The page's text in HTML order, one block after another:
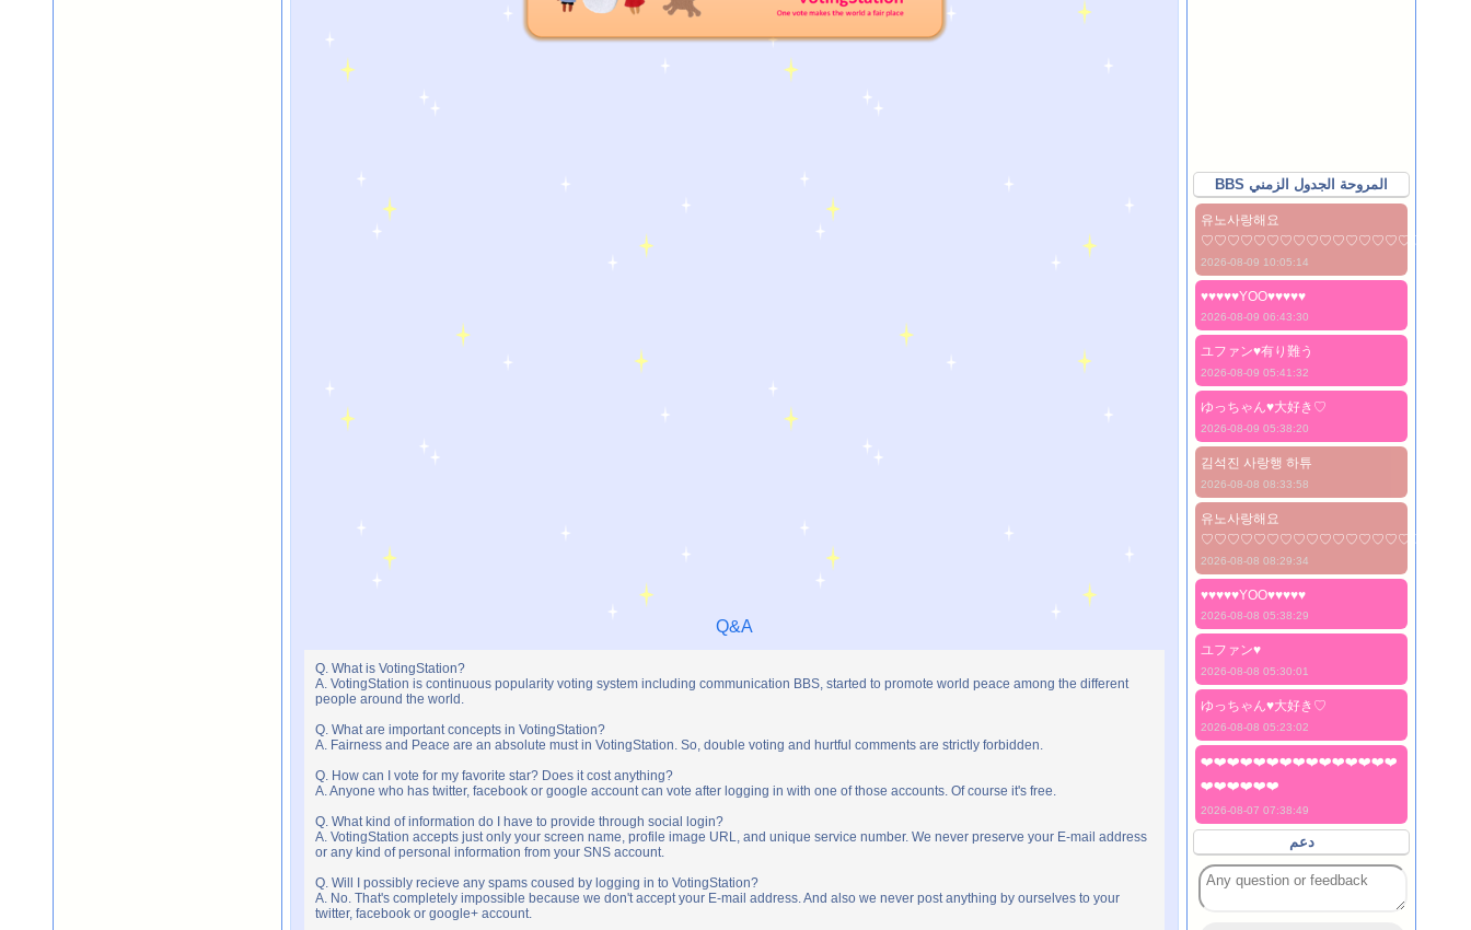
Q&A
Q. What is VotingStation?
A. VotingStation is continuous popularity voting system including communication BBS, started to promote world peace among the different
people around the world.
Q. What are important concepts in VotingStation?
A. Fairness and Peace are an absolute must in VotingStation. So, double voting and hurtful comments are strictly forbidden.
Q. How can I vote for my favorite star? Does it cost anything?
A. Anyone who has twitter, facebook or google account can vote after logging in with one of those accounts. Of course it's free.
Q. What kind of information do I have to provide through social login?
A. VotingStation accepts just only your screen name, profile image URL, and unique service number. We never preserve your E-mail address
or any kind of personal information from your SNS account.
Q. Will I possibly recieve any spams coused by logging in to VotingStation?
A. No. That's completely impossible because we don't accept your E-mail address. And also we never post anything by ourselves to your
twitter, facebook or google+ account.
BBS المروحة الجدول الزمني
유노사랑해요
2026-08-09 10:05:14
♥♥♥♥♥YOO♥♥♥♥♥
2026-08-09 06:43:30
ユファン♥️有り難う
2026-08-09 05:41:32
ゆっちゃん♥️大好き♡
2026-08-09 05:38:20
김석진 사랑행 하튜
2026-08-08 08:33:58
유노사랑해요
2026-08-08 08:29:34
♥♥♥♥♥YOO♥♥♥♥♥
2026-08-08 05:38:29
ユファン♥️
2026-08-08 05:30:01
ゆっちゃん♥️大好き♡
2026-08-08 05:23:02
❤️❤️❤️❤️❤️❤️❤️❤️❤️❤️❤️❤️❤️❤️❤️
❤️❤️❤️❤️❤️❤️
2026-08-07 07:38:49
دعم